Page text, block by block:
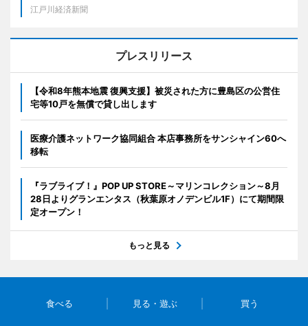
江戸川経済新聞
プレスリリース
【令和8年熊本地震 復興支援】被災された方に豊島区の公営住
宅等10戸を無償で貸し出します
医療介護ネットワーク協同組合 本店事務所をサンシャイン60へ
移転
『ラブライブ！』POP UP STORE～マリンコレクション～8月
28日よりグランエンタス（秋葉原オノデンビル1F）にて期間限
定オープン！
もっと見る
食べる 見る・遊ぶ 買う